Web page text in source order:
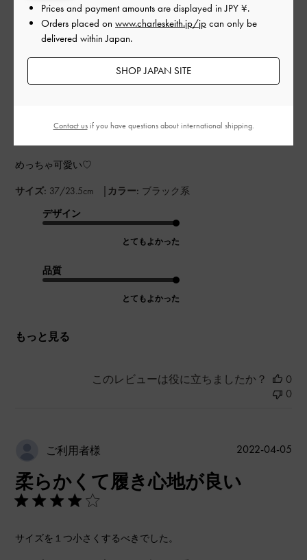
このレビューは役に立ちましたか？
めっちゃ可愛い♡
サイズ: 37/23.5cm | カラー: ブラック系
デザイン
とてもよかった
品質
とてもよかった
もっと見る
このレビューは役に立ちましたか？
0
0
ご利用者様
柔らかくて履き心地が良い
サイズを１つ小さくするべきでした。
公
2022-04-05
Prices and payment amounts are displayed inJPY ¥.
Orders placed on www.charleskeith.jp/jp can only be
delivered within Japan.
SHOP JAPAN SITE
Contact usif you have questions about international shipping.